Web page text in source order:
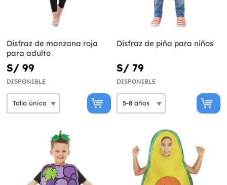
Disfraz de manzana roja
para adulto
S/ 99
DISPONIBLE
Disfraz de piña para niños
S/ 79
DISPONIBLE